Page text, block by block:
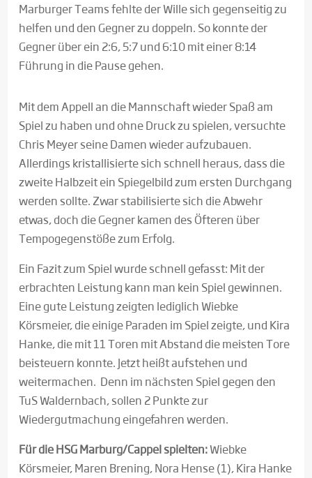
Marburger Teams fehlte der Wille sich gegenseitig zu
helfen und den Gegner zu doppeln. So konnte der
Gegner über ein 2:6, 5:7 und 6:10 mit einer 8:14
Führung in die Pause gehen.
Mit dem Appell an die Mannschaft wieder Spaß am
Spiel zu haben und ohne Druck zu spielen, versuchte
Chris Meyer seine Damen wieder aufzubauen.
Allerdings kristallisierte sich schnell heraus, dass die
zweite Halbzeit ein Spiegelbild zum ersten Durchgang
werden sollte. Zwar stabilisierte sich die Abwehr
etwas, doch die Gegner kamen des Öfteren über
Tempogegenstöße zum Erfolg.
Ein Fazit zum Spiel wurde schnell gefasst: Mit der
erbrachten Leistung kann man kein Spiel gewinnen.
Eine gute Leistung zeigten lediglich Wiebke
Körsmeier, die einige Paraden im Spiel zeigte, und Kira
Hanke, die mit 11 Toren mit Abstand die meisten Tore
beisteuern konnte. Jetzt heißt aufstehen und
weitermachen. Denn im nächsten Spiel gegen den
TuS Waldernbach, sollen 2 Punkte zur
Wiedergutmachung eingefahren werden.
Für die HSG Marburg/Cappel spielten:Wiebke
Körsmeier, Maren Brening, Nora Hense (1), Kira Hanke